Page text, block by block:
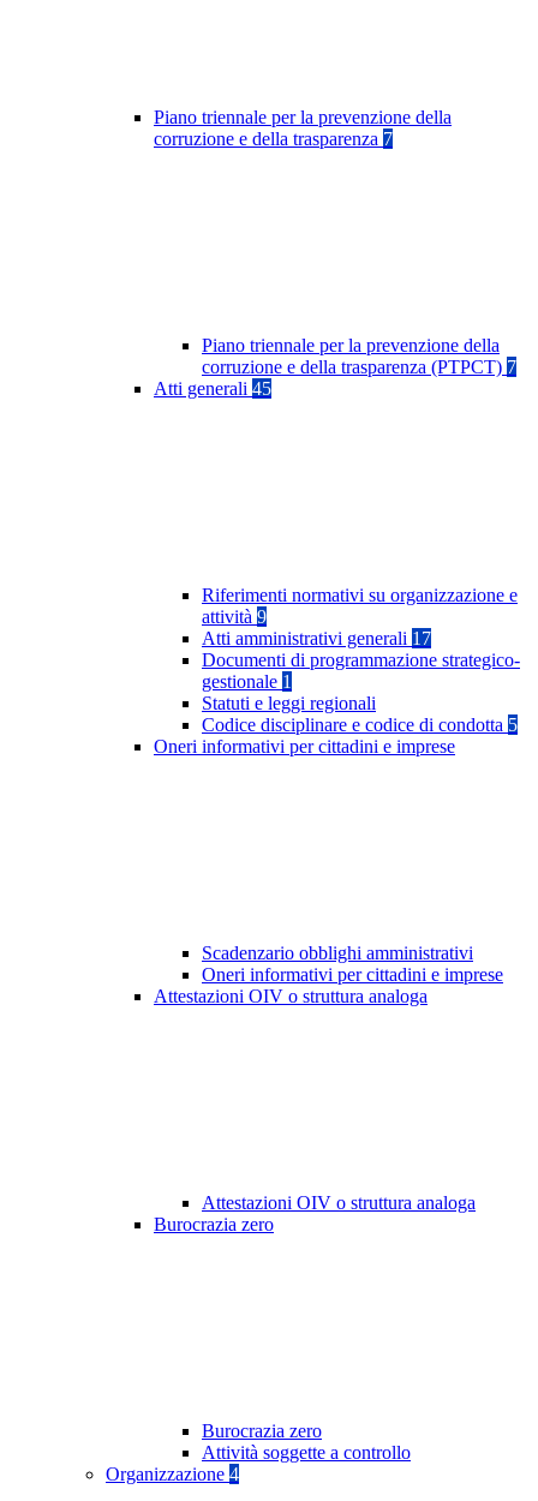
Piano triennale per la prevenzione della
corruzione e della trasparenza 7
Piano triennale per la prevenzione della
corruzione e della trasparenza (PTPCT) 7
Atti generali 45
Riferimenti normativi su organizzazione e
attività 9
Atti amministrativi generali 17
Documenti di programmazione strategico-
gestionale 1
Statuti e leggi regionali
Codice disciplinare e codice di condotta 5
Oneri informativi per cittadini e imprese
Scadenzario obblighi amministrativi
Oneri informativi per cittadini e imprese
Attestazioni OIV o struttura analoga
Attestazioni OIV o struttura analoga
Burocrazia zero
Burocrazia zero
Attività soggette a controllo
Organizzazione 4